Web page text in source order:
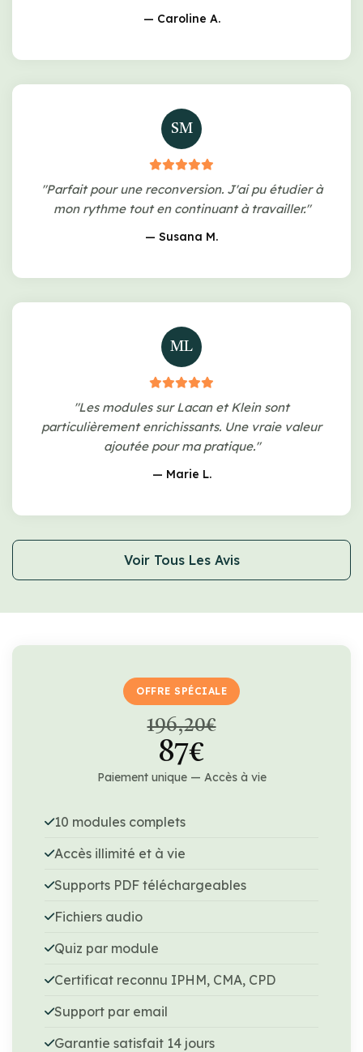
— Caroline A.
SM
"Parfait pour une reconversion. J'ai pu étudier à
mon rythme tout en continuant à travailler."
— Susana M.
ML
"Les modules sur Lacan et Klein sont
particulièrement enrichissants. Une vraie valeur
ajoutée pour ma pratique."
— Marie L.
Voir Tous Les Avis
OFFRE SPÉCIALE
196,20€
87€
Paiement unique — Accès à vie
10 modules complets
Accès illimité et à vie
Supports PDF téléchargeables
Fichiers audio
Quiz par module
Certificat reconnu IPHM, CMA, CPD
Support par email
Garantie satisfait 14 jours